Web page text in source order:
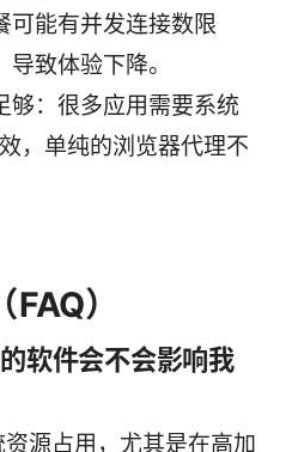
可能有并发连接数限
致体验下降。
够：很多应用需要系统
，单纯的浏览器代理不
）
软件会不会影响我
源占用，尤其是在高加